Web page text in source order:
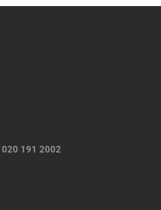
020 191 2002